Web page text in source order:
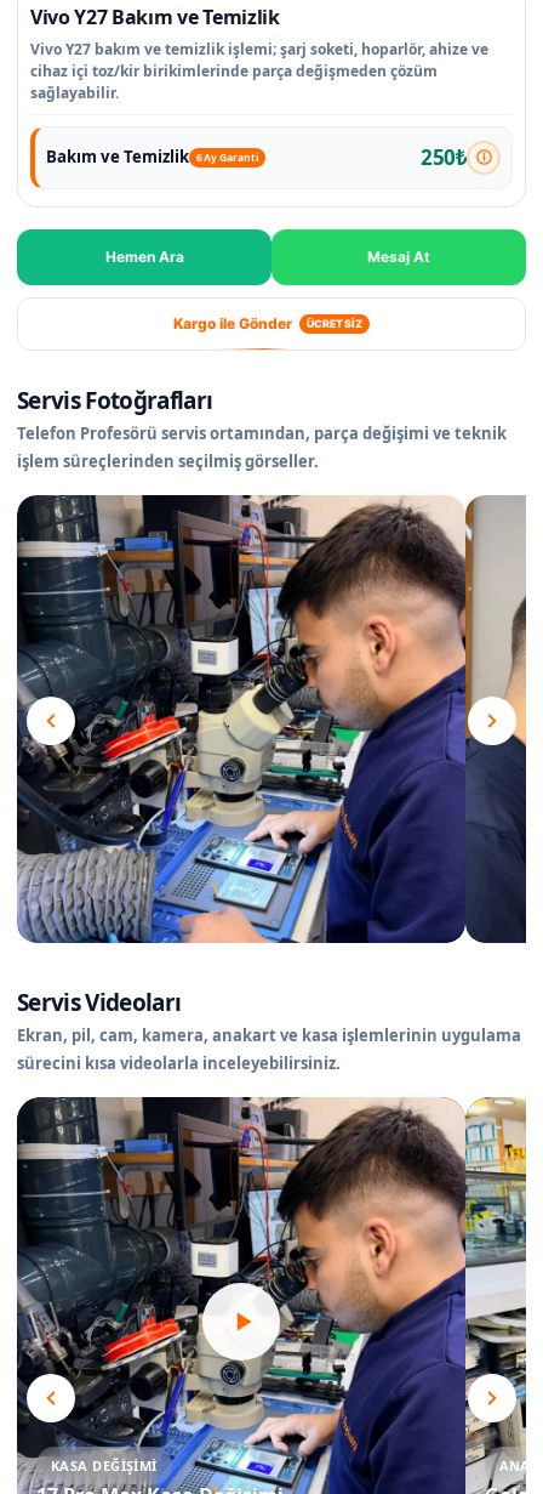
Vivo Y27 Bakım ve Temizlik
Vivo Y27 bakım ve temizlik işlemi; şarj soketi, hoparlör, ahize ve
cihaz içi toz/kir birikimlerinde parça değişmeden çözüm
sağlayabilir.
Bakım ve Temizlik 6 Ay Garanti 250₺
Hemen Ara Mesaj At
Kargo ile Gönder ÜCRETSİZ
Servis Fotoğrafları
Telefon Profesörü servis ortamından, parça değişimi ve teknik
işlem süreçlerinden seçilmiş görseller.
Servis Videoları
Ekran, pil, cam, kamera, anakart ve kasa işlemlerinin uygulama
sürecini kısa videolarla inceleyebilirsiniz.
KASA DEĞIŞIMI